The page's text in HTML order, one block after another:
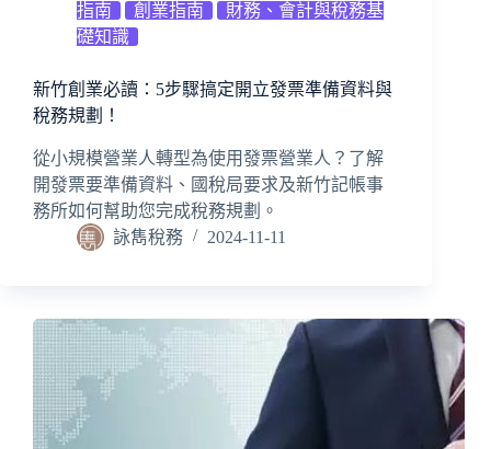
指南
創業指南
財務、會計與稅務基
礎知識
新竹創業必讀：5步驟搞定開立發票準備資料與
稅務規劃！
從小規模營業人轉型為使用發票營業人？了解
開發票要準備資料、國稅局要求及新竹記帳事
務所如何幫助您完成稅務規劃。
詠雋稅務
2024-11-11